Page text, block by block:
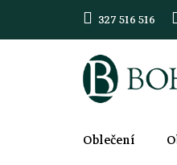
327 516 516
Oblečení